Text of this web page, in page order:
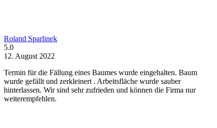
Roland Sparlinek
5.0
12. August 2022
Termin für die Fällung eines Baumes wurde eingehalten. Baum
wurde gefällt und zerkleinert . Arbeitsfläche wurde sauber
hinterlassen. Wir sind sehr zufrieden und können die Firma nur
weiterempfehlen.